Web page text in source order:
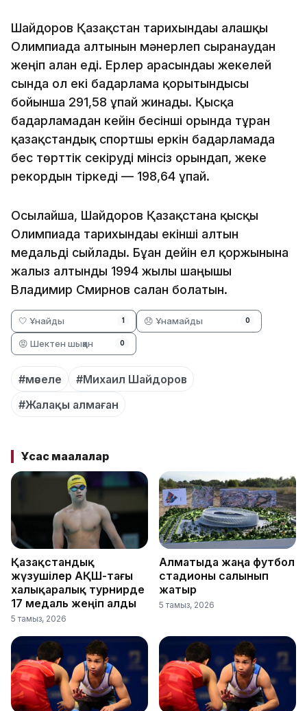
Шайдоров Қазақстан тарихындағы алғашқы
Олимпиада алтынын мәнерлеп сырғанаудан
жеңіп алған еді. Ерлер арасындағы жекелей
сында ол екі бағдарлама қорытындысы
бойынша 291,58 ұпай жинады. Қысқа
бағдарламадан кейін бесінші орында тұрған
қазақстандық спортшы еркін бағдарламада
бес төрттік секіруді мінсіз орындап, жеке
рекордын тіркеді — 198,64 ұпай.
Осылайша, Шайдоров Қазақстанға қысқы
Олимпиада тарихындағы екінші алтын
медальді сыйлады. Бұған дейін ел қоржынына
жалғыз алтынды 1994 жылы шаңғышы
Владимир Смирнов салған болатын.
🤍 Ұнайды 1 😞 Ұнамайды 0
😡 Шектен шыққан 0
#мәселе
#Михаил Шайдоров
#Жалақы алмаған
Ұқсас мақалалар
Қазақстандық
жүзушілер АҚШ-тағы
халықаралық турнирде
17 медаль жеңіп алды
5 тамыз, 2026
Алматыда жаңа футбол
стадионы салынып
жатыр
5 тамыз, 2026